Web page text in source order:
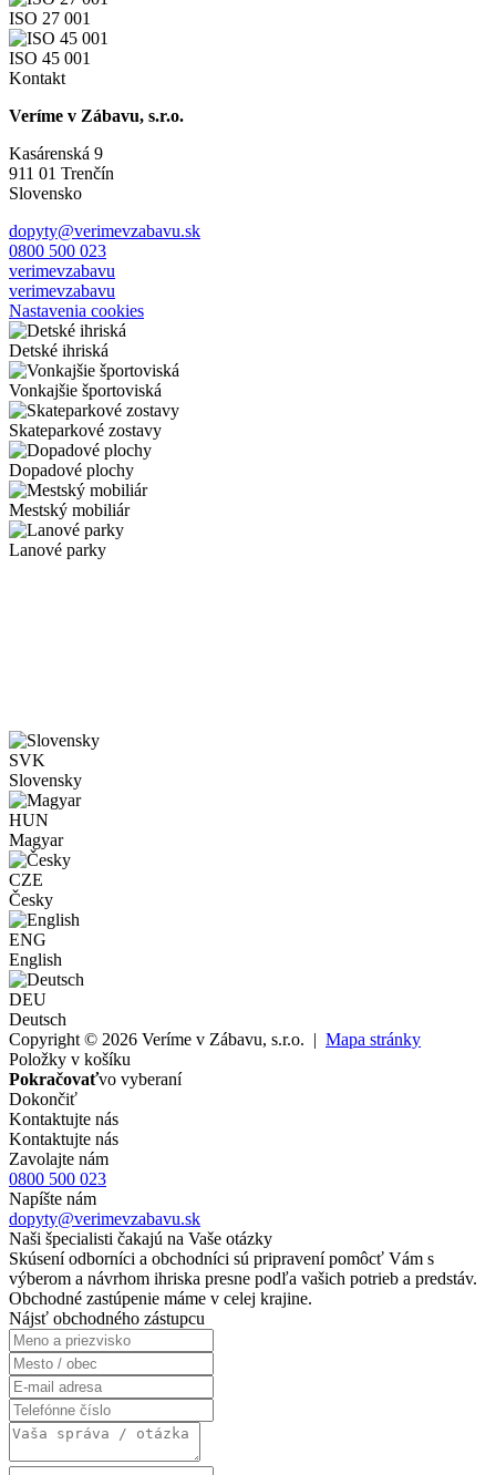
ISO 27 001
ISO 45 001
Kontakt
Veríme v Zábavu, s.r.o.
Kasárenská 9
911 01 Trenčín
Slovensko
dopyty@verimevzabavu.sk
0800 500 023
verimevzabavu
verimevzabavu
Nastavenia cookies
Detské ihriská
Vonkajšie športoviská
Skateparkové zostavy
Dopadové plochy
Mestský mobiliár
Lanové parky
SVK
Slovensky
HUN
Magyar
CZE
Česky
ENG
English
DEU
Deutsch
Copyright © 2026 Veríme v Zábavu, s.r.o. | Mapa stránky
Položky v košíku
Pokračovaťvo vyberaní
Dokončiť
Kontaktujte nás
Kontaktujte nás
Zavolajte nám
0800 500 023
Napíšte nám
dopyty@verimevzabavu.sk
Naši špecialisti čakajú na Vaše otázky
Skúsení odborníci a obchodníci sú pripravení pomôcť Vám s
výberom a návrhom ihriska presne podľa vašich potrieb a predstáv.
Obchodné zastúpenie máme v celej krajine.
Nájsť obchodného zástupcu